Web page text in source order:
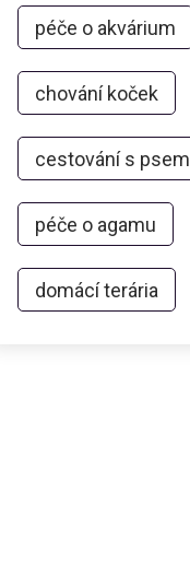
péče o akvárium
chování koček
cestování s psem
péče o agamu
domácí terária